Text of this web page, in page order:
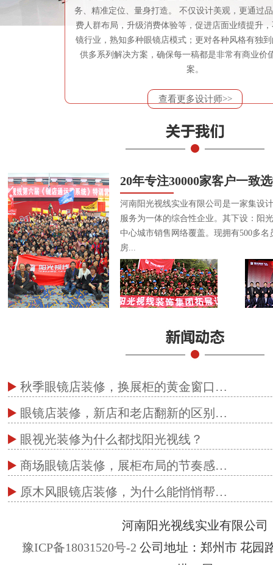
务、精准定位、量身打造。 不仅设计美观，更通过
费人群布局，升级消费体验等，促进店面业绩提升
镜行业，熟知多种眼镜店模式；更对各种风格有独
供多系列解决方案，确保每一稿都是非常有商业价
案。
查看更多设计师>>
20年专注30000家客户一致
河南阳光视线实业有限公司是一家集设
服务为一体的综合性企业。其下设：阳
中心城市销售网络覆盖。现拥有500多
房...
秋季眼镜店装修，换展柜的黄金窗口…
眼镜店装修，新店和老店翻新的区别…
眼视光装修为什么都找阳光视线？
商场眼镜店装修，展柜布局的节奏感…
原木风眼镜店装修，为什么能悄悄帮…
河南阳光视线实业有限公司
豫ICP备18031520号-2 公司地址：郑州市 花园